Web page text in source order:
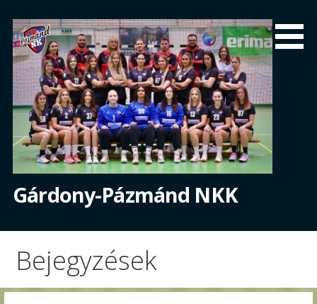
content
Gárdony-Pázmánd NKK
Bejegyzések